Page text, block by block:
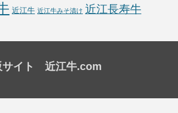
近江牛 近江牛みそ漬け 近江長寿牛
サイト 近江牛.com